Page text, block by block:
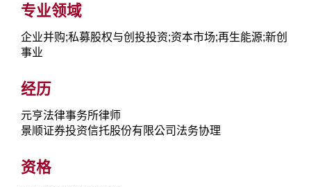
专业领域
企业并购;私募股权与创投投资;资本市场;再生能源;新创
事业
经历
元亨法律事务所律师
景顺证券投资信托股份有限公司法务协理
资格